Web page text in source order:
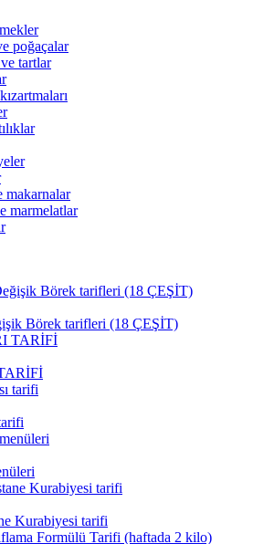
poğaçalar
tartlar
makarnalar
marmelatlar
Börek tarifleri (18 ÇEŞİT)
Kurabiyesi tarifi